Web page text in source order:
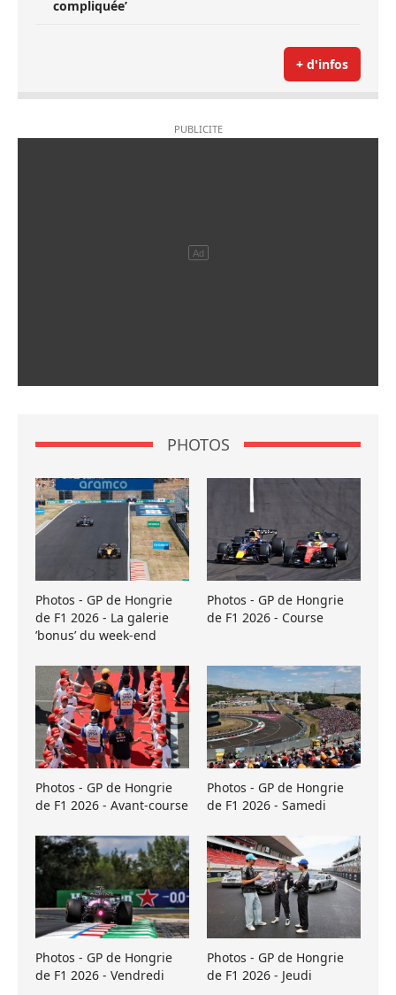
compliquée’
+ d'infos
PHOTOS
Photos - GP de Hongrie
de F1 2026 - La galerie
’bonus’ du week-end
Photos - GP de Hongrie
de F1 2026 - Course
Photos - GP de Hongrie
de F1 2026 - Avant-course
Photos - GP de Hongrie
de F1 2026 - Samedi
Photos - GP de Hongrie
de F1 2026 - Vendredi
Photos - GP de Hongrie
de F1 2026 - Jeudi